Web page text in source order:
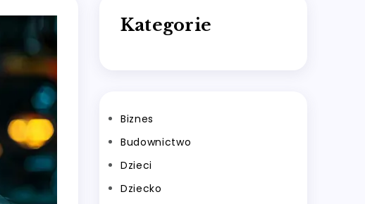
Kategorie
Biznes
Budownictwo
Dzieci
Dziecko